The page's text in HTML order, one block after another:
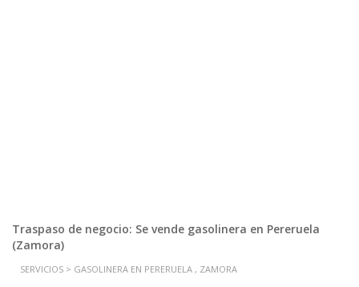
Traspaso de negocio: Se vende gasolinera en Pereruela
(Zamora)
SERVICIOS > GASOLINERA EN PERERUELA , ZAMORA